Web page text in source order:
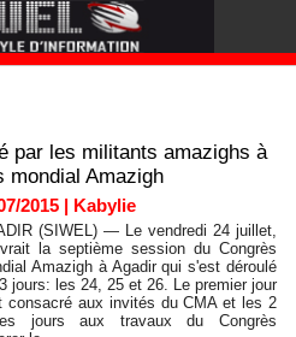
par les militants amazighs à
mondial Amazigh
2015 | Kabylie
(SIWEL) — Le vendredi 24 juillet,
la septième session du Congrès
Amazigh à Agadir qui s'est déroulé
jours: les 24, 25 et 26. Le premier jour
consacré aux invités du CMA et les 2
jours aux travaux du Congrès